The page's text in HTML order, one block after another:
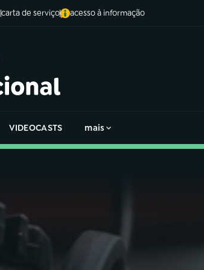
carta de serviço acesso à informação
VIDEOCASTS mais